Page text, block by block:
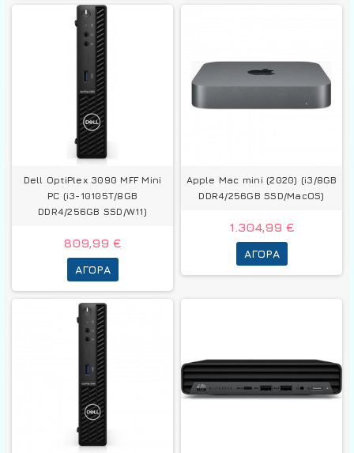
Dell OptiPlex 3090 MFF Mini
PC (i3-10105T/8GB
DDR4/256GB SSD/W11)
809,99 €
ΑΓΟΡΆ
Apple Mac mini (2020) (i3/8GB
DDR4/256GB SSD/MacOS)
1.304,99 €
ΑΓΟΡΆ